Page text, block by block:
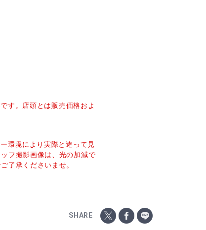
す。店頭とは販売価格およ
環境により実際と違って見
フ撮影画像は、光の加減で
了承くださいませ。
SHARE